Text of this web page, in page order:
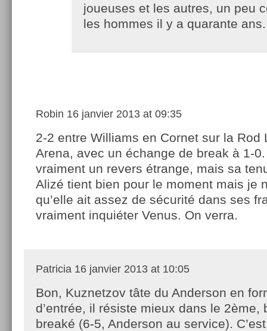
joueuses et les autres, un peu
les hommes il y a quarante
Robin 16 janvier 2013 at 09:35
2-2 entre Williams en Cornet sur la Rod
Arena, avec un échange de break à 1-
vraiment un revers étrange, mais sa
Alizé tient bien pour le moment mais je
qu’elle ait assez de sécurité dans ses
vraiment inquiéter Venus. On verra.
Patricia 16 janvier 2013 at 10:05
Bon, Kuznetzov tâte du Anderson en
d’entrée, il résiste mieux dans le 2ème,
breaké (6-5, Anderson au service).